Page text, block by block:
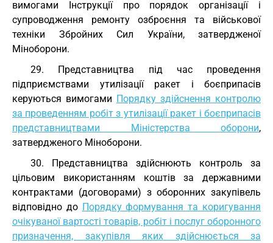
вимогами Інструкції про порядок організації і
супроводження ремонту озброєння та військової
техніки Збройних Сил України, затвердженої
Міноборони.
29. Представництва під час проведення
підприємствами утилізації ракет і боєприпасів
керуються вимогами Порядку здійснення контролю
за проведенням робіт з утилізації ракет і боєприпасів
представництвами Міністерства оборони,
затвердженого Міноборони.
30. Представництва здійснюють контроль за
цільовим використанням коштів за державними
контрактами (договорами) з оборонних закупівель
відповідно до Порядку формування та коригування
очікуваної вартості товарів, робіт і послуг оборонного
призначення, закупівля яких здійснюється за